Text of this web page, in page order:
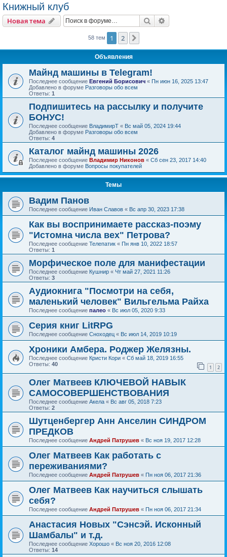
Книжный клуб
Новая тема Поиск
58 тем 1 2
Объявления
Майнд машины в Telegram!
Последнее сообщение Евгений Борисович « Пн июн 16, 2025 13:47
Добавлено в форуме Разговоры обо всем
Ответы: 1
Подпишитесь на рассылку и получите
БОНУС!
Последнее сообщение ВладимирТ « Вс май 05, 2024 19:44
Добавлено в форуме Разговоры обо всем
Ответы: 4
Каталог майнд машины 2026
Последнее сообщение Владимир Никонов « Сб сен 23, 2017 14:40
Добавлено в форуме Вопросы покупателей
Темы
Вадим Панов
Последнее сообщение Иван Славов « Вс апр 30, 2023 17:38
Как вы воспринимаете рассказ-поэму
"Истомна числа вех" Петрова?
Последнее сообщение Телепатик « Пн янв 10, 2022 18:57
Ответы: 1
Морфическое поле для манифестации
Последнее сообщение Кушнир « Чт май 27, 2021 11:26
Ответы: 3
Аудиокнига "Посмотри на себя,
маленький человек" Вильгельма Райха
Последнее сообщение палео « Вс июл 05, 2020 9:33
Серия книг LitRPG
Последнее сообщение Сноходец « Вс июл 14, 2019 10:19
Хроники Амбера. Роджер Желязны.
Последнее сообщение Кристи Кори « Сб май 18, 2019 16:55
Ответы: 40 1 2
Олег Матвеев КЛЮЧЕВОЙ НАВЫК
САМОСОВЕРШЕНСТВОВАНИЯ
Последнее сообщение Акела « Вс авг 05, 2018 7:23
Ответы: 2
Шутценбергер Анн Анселин СИНДРОМ
ПРЕДКОВ
Последнее сообщение Андрей Патрушев « Вс ноя 19, 2017 12:28
Олег Матвеев Как работать с
переживаниями?
Последнее сообщение Андрей Патрушев « Пн ноя 06, 2017 21:36
Олег Матвеев Как научиться слышать
себя?
Последнее сообщение Андрей Патрушев « Пн ноя 06, 2017 21:34
Анастасия Новых "Сэнсэй. Исконный
Шамбалы" и т.д.
Последнее сообщение Хорошо « Вс ноя 20, 2016 12:08
Ответы: 14